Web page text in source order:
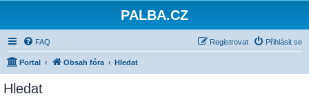
PALBA.CZ
FAQ Přihlásit se
Registrovat
Portal Obsah fóra Hledat
Hledat